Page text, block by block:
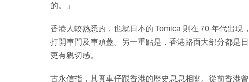
的。」
香港人較熟悉的，也就日本的 Tomica 則在 70 年代出現
打開車門及車頭蓋。另一重點是，香港路面大部分都是
更有親切感。
古永信指，其實車仔跟香港的歷史息息相關。從前香港